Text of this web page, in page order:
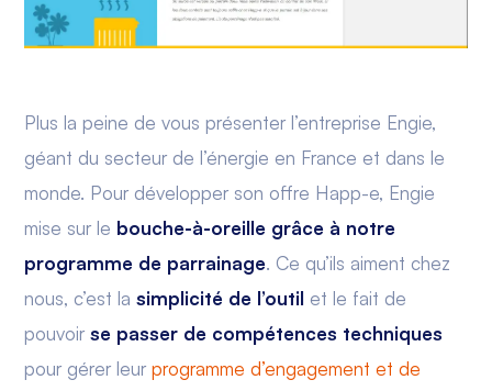
Plus la peine de vous présenter l’entreprise Engie,
géant du secteur de l’énergie en France et dans le
monde. Pour développer son offre Happ-e, Engie
mise sur le bouche-à-oreille grâce à notre
programme de parrainage. Ce qu’ils aiment chez
nous, c’est lasimplicité de l’outil et le fait de
pouvoirse passer de compétences techniques
pour gérer leurprogramme d’engagement et de